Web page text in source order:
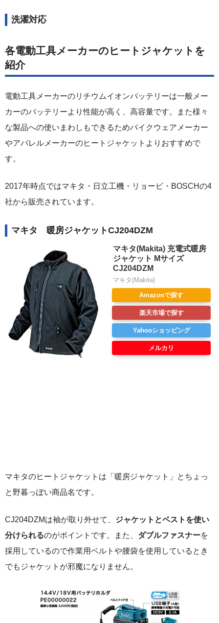
洗濯対応
各電動工具メーカーのヒートジャケットを
紹介
電動工具メーカーのリチウムイオンバッテリーは一般メー
カーのバッテリーより性能が高く、高容量です。また様々
な製品への使いまわしもできるためバイクウェアメーカー
やアパレルメーカーのヒートジャケットよりおすすめで
す。
2017年時点ではマキタ・日立工機・リョービ・BOSCHの4
社から販売されています。
マキタ 暖房ジャケットCJ204DZM
マキタ(Makita) 充電式暖房
ジャケット Mサイズ
CJ204DZM
マキタ(Makita)
Amazonで探す
楽天市場で探す
Yahooショッピング
メルカリ
マキタのヒートジャケットは「暖房ジャケット」とちょっ
と野暮っぽい商品名です。
CJ204DZMは袖が取り外せて、 ジャケットとベストを使い
分けられるのがポイントです。また、 ダブルファスナーを
採用しているので作業用ベルトや腰袋を使用しているとき
でもジャケットが邪魔になりません。